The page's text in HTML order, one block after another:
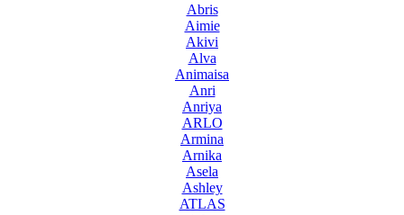
Abris
Aimie
Akivi
Alva
Animaisa
Anri
Anriya
ARLO
Armina
Arnika
Asela
Ashley
ATLAS